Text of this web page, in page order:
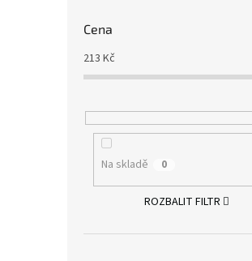
Cena
213 Kč
Na skladě 0
ROZBALIT FILTR